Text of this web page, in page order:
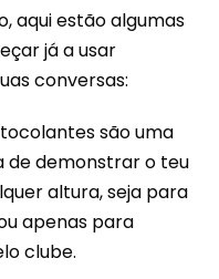
aqui estão algumas
já a usar
conversas:
são uma
de demonstrar o teu
altura, seja para
apenas para
clube.